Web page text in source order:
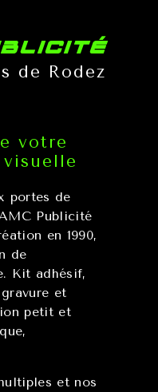
de Rodez
votre
portes de
Publicité
en 1990,
de
Kit adhésif,
et
petit et
et nos